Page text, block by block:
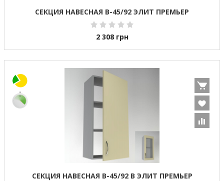
СЕКЦИЯ НАВЕСНАЯ В-45/92 ЭЛИТ ПРЕМЬЕР
2 308 грн
СЕКЦИЯ НАВЕСНАЯ В-45/92 В ЭЛИТ ПРЕМЬЕР